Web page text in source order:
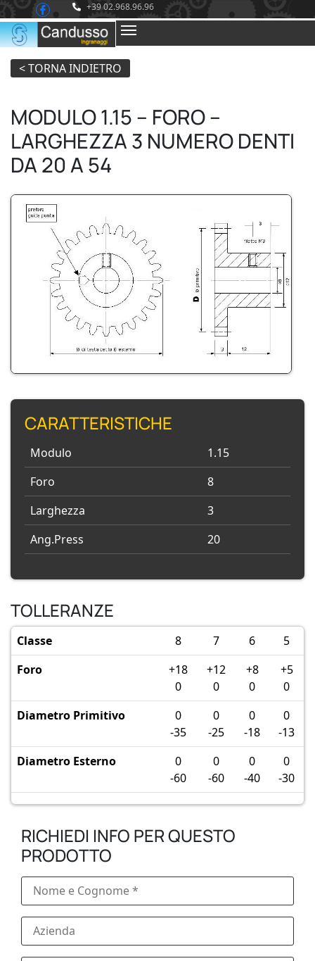
+39 02.968.96.96
MODULO 1.15 – FORO –
LARGHEZZA 3 NUMERO DENTI
DA 20 A 54
CARATTERISTICHE
Modulo
1.15
Foro
8
Larghezza
3
Ang.Press
20
TOLLERANZE
Classe 8 7 6
5
Foro
+18
0
+12
0
+8
0
+5
0
Diametro Primitivo
0
-35
0
-25
0
-18
0
-13
Diametro Esterno
0
-60
0
-60
0
-40
0
-30
RICHIEDI INFO PER QUESTO
PRODOTTO